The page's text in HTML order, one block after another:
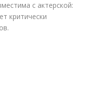
с актерской:
критически